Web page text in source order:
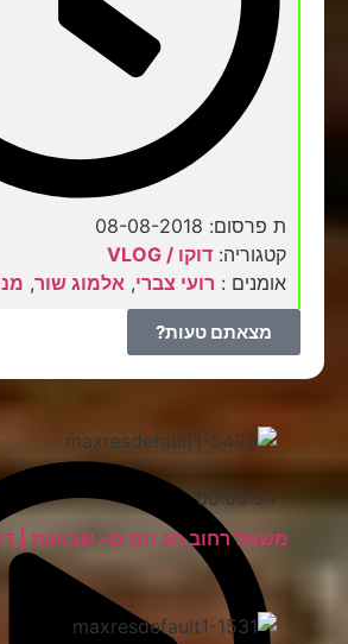
ת פרסום: 08-08-2018
קטגוריה:דוקו / VLOG
אומנים :רועי צברי,אלמוג שור,מני מלכה
מצאתם טעות?
00:00:54
משאל רחוב חג המים- שבועות | דודו ארז